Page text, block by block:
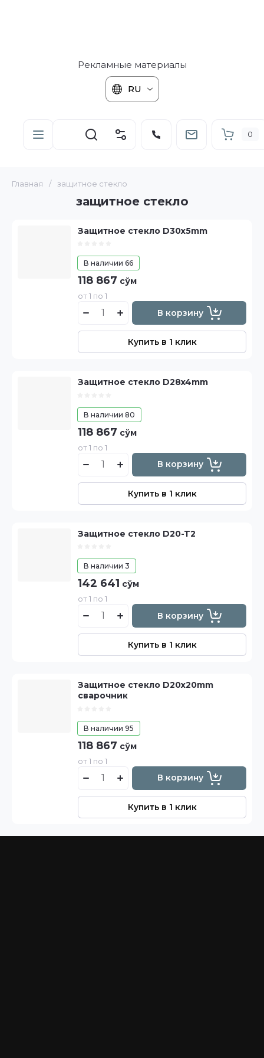
Рекламные материалы
RU
0
Главная / защитное стекло
защитное стекло
Защитное стекло D30x5mm
В наличии 66
118 867 сўм
от 1 по 1
В корзину
Купить в 1 клик
Защитное стекло D28x4mm
В наличии 80
118 867 сўм
от 1 по 1
В корзину
Купить в 1 клик
Защитное стекло D20-T2
В наличии 3
142 641 сўм
от 1 по 1
В корзину
Купить в 1 клик
Защитное стекло D20x20mm
сварочник
В наличии 95
118 867 сўм
от 1 по 1
В корзину
Купить в 1 клик